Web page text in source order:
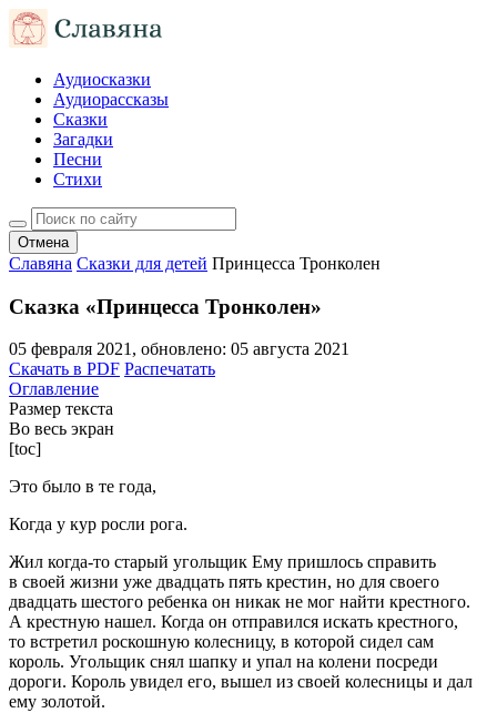
Аудиосказки
Аудиорассказы
Сказки
Загадки
Песни
Стихи
Отмена
Славяна Сказки для детей Принцесса Тронколен
Сказка «Принцесса Тронколен»
05 февраля 2021, обновлено: 05 августа 2021
Скачать в PDF Распечатать
Оглавление
Размер текста
Во весь экран
[toc]
Это было в те года,
Когда у кур росли рога.
Жил когда-то старый угольщик Ему пришлось справить
в своей жизни уже двадцать пять крестин, но для своего
двадцать шестого ребенка он никак не мог найти крестного.
А крестную нашел. Когда он отправился искать крестного,
то встретил роскошную колесницу, в которой сидел сам
король. Угольщик снял шапку и упал на колени посреди
дороги. Король увидел его, вышел из своей колесницы и дал
ему золотой.